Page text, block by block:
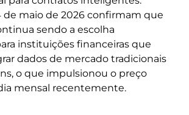
de maio de 2026 confirmam que
sendo a escolha
instituições financeiras que
dados de mercado tradicionais
o que impulsionou o preço
mensal recentemente.